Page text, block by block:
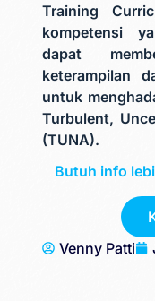
Training
kompetensi
dapat
keterampilan
untuk
Turbulent,
(TUNA).
Butuh info
Venny Patti